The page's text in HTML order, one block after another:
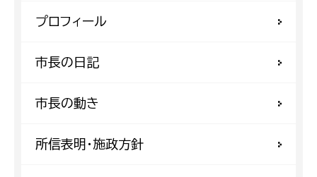
プロフィール
市長の日記
市長の動き
所信表明・施政方針